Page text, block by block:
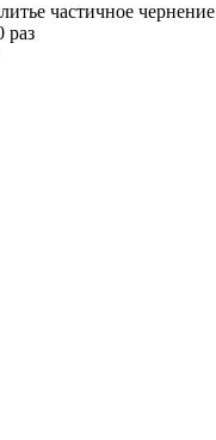
частичное чернение
раз